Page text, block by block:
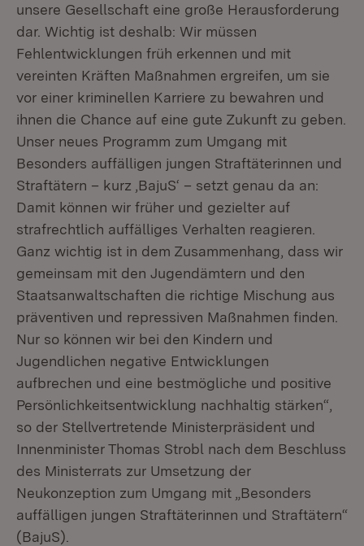
unsere Gesellschaft eine große Herausforderung
dar. Wichtig ist deshalb: Wir müssen
Fehlentwicklungen früh erkennen und mit
vereinten Kräften Maßnahmen ergreifen, um sie
vor einer kriminellen Karriere zu bewahren und
ihnen die Chance auf eine gute Zukunft zu geben.
Unser neues Programm zum Umgang mit
Besonders auffälligen jungen Straftäterinnen und
Straftätern – kurz ‚BajuS‘ – setzt genau da an:
Damit können wir früher und gezielter auf
strafrechtlich auffälliges Verhalten reagieren.
Ganz wichtig ist in dem Zusammenhang, dass wir
gemeinsam mit den Jugendämtern und den
Staatsanwaltschaften die richtige Mischung aus
präventiven und repressiven Maßnahmen finden.
Nur so können wir bei den Kindern und
Jugendlichen negative Entwicklungen
aufbrechen und eine bestmögliche und positive
Persönlichkeitsentwicklung nachhaltig stärken“,
so der Stellvertretende Ministerpräsident und
Innenminister Thomas Strobl nach dem Beschluss
des Ministerrats zur Umsetzung der
Neukonzeption zum Umgang mit „Besonders
auffälligen jungen Straftäterinnen und Straftätern“
(BajuS).